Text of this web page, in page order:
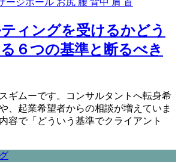
ージボール お尻 腰 背中 肩 首
ィングを受けるかどう
６つの基準と断るべき
ギムーです。コンサルタントへ転身希
、起業希望者からの相談が増えていま
容で「どういう基準でクライアント